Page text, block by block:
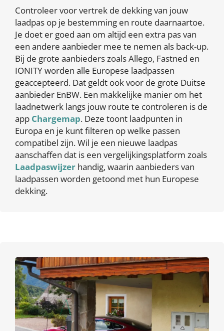
Controleer voor vertrek de dekking van jouw
laadpas op je bestemming en route daarnaartoe.
Je doet er goed aan om altijd een extra pas van
een andere aanbieder mee te nemen als back-up.
Bij de grote aanbieders zoals Allego, Fastned en
IONITY worden alle Europese laadpassen
geaccepteerd. Dat geldt ook voor de grote Duitse
aanbieder EnBW. Een makkelijke manier om het
laadnetwerk langs jouw route te controleren is de
app Chargemap. Deze toont laadpunten in
Europa en je kunt filteren op welke passen
compatibel zijn. Wil je een nieuwe laadpas
aanschaffen dat is een vergelijkingsplatform zoals
Laadpaswijzer handig, waarin aanbieders van
laadpassen worden getoond met hun Europese
dekking.